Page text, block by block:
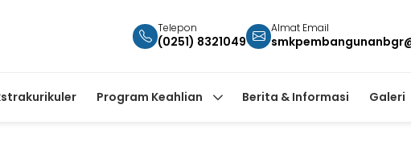
Telepon
(0251) 8321049
Almat Email
Program Keahlian Berita & Informasi Galeri